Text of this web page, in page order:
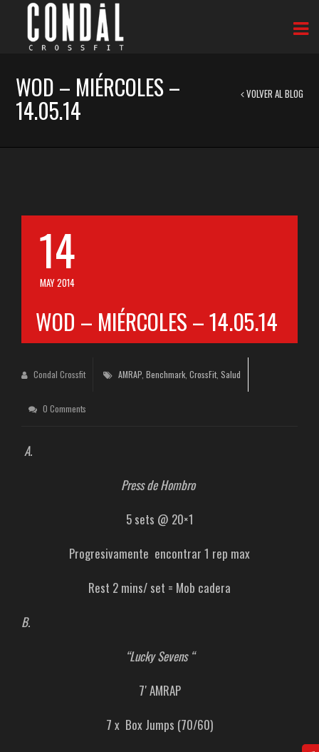
WOD – MIÉRCOLES –
14.05.14
VOLVER AL BLOG
14
MAY 2014
WOD – MIÉRCOLES – 14.05.14
Condal Crossfit AMRAP Benchmark CrossFit Salud
0 Comments
A.
Press de Hombro
5 sets @ 20×1
Progresivamente encontrar 1 rep max
Rest 2 mins/ set = Mob cadera
B.
“Lucky Sevens “
7′ AMRAP
7 x Box Jumps (70/60)